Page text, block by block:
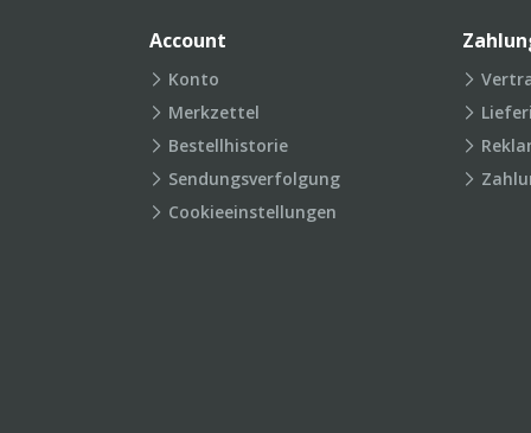
Account
Konto
Merkzettel
Bestellhistorie
Sendungsverfolgung
Cookieeinstellungen